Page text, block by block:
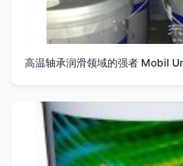
高温轴承润滑领域的强者 Mobil